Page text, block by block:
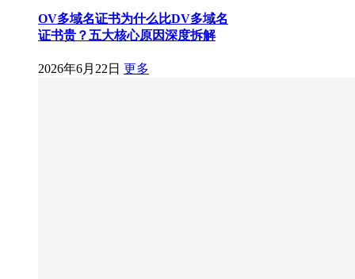
OV多域名证书为什么比DV多域名
证书贵？五大核心原因深度拆解
2026年6月22日 更多